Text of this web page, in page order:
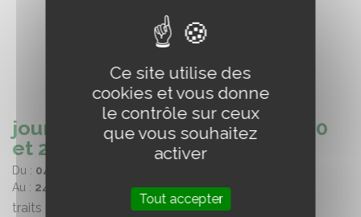
journées Traits du Perche les 20
et 21 septembre
Du : 04/08/2025
Au : 24/09/2025
traits
Ce site utilise des
cookies et vous donne
le contrôle sur ceux
que vous souhaitez
activer
Tout accepter